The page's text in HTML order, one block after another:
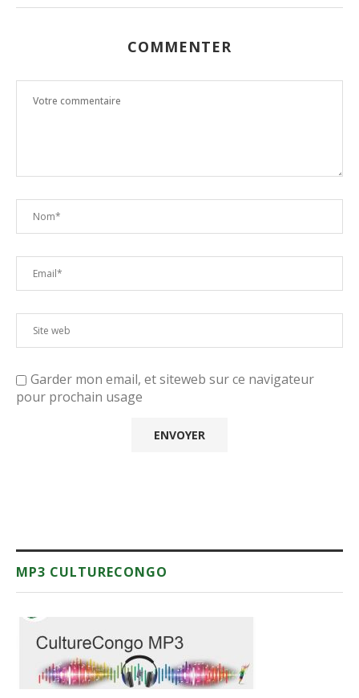
COMMENTER
Garder mon email, et siteweb sur ce navigateur
pour prochain usage
MP3 CULTURECONGO